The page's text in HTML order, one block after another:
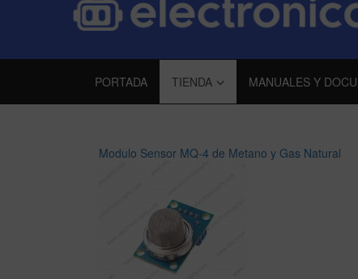
PORTADA TIENDA MANUALES Y
Modulo Sensor MQ-4 de Metano y Gas Natural